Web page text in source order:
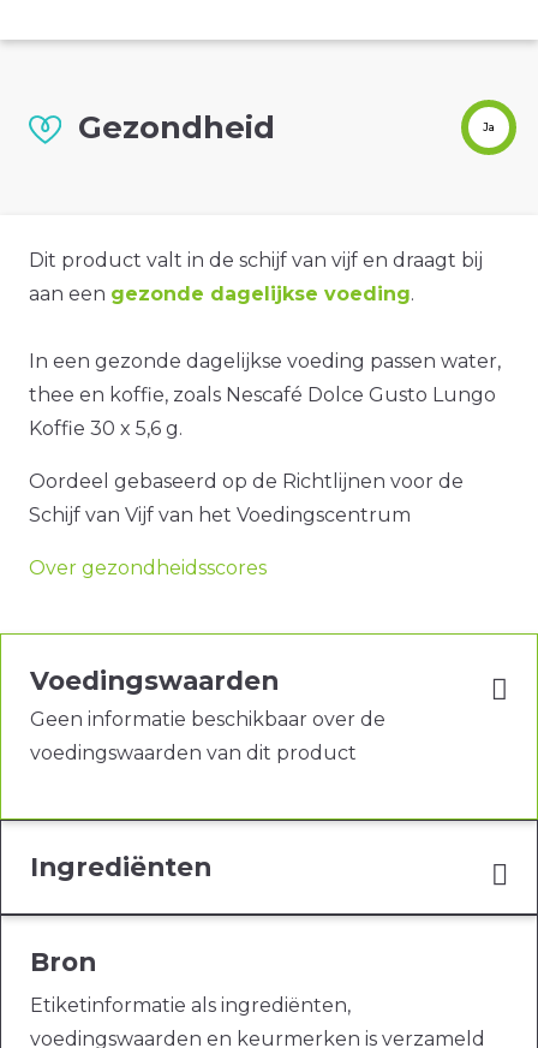
Gezondheid Ja
Dit product valt in de schijf van vijf en draagt bij
aan een gezonde dagelijkse voeding.
In een gezonde dagelijkse voeding passen water,
thee en koffie, zoals Nescafé Dolce Gusto Lungo
Koffie 30 x 5,6 g.
Oordeel gebaseerd op de Richtlijnen voor de
Schijf van Vijf van het Voedingscentrum
Over gezondheidsscores
Voedingswaarden
Geen informatie beschikbaar over de
voedingswaarden van dit product
Ingrediënten
Bron
Etiketinformatie als ingrediënten,
voedingswaarden en keurmerken is verzameld